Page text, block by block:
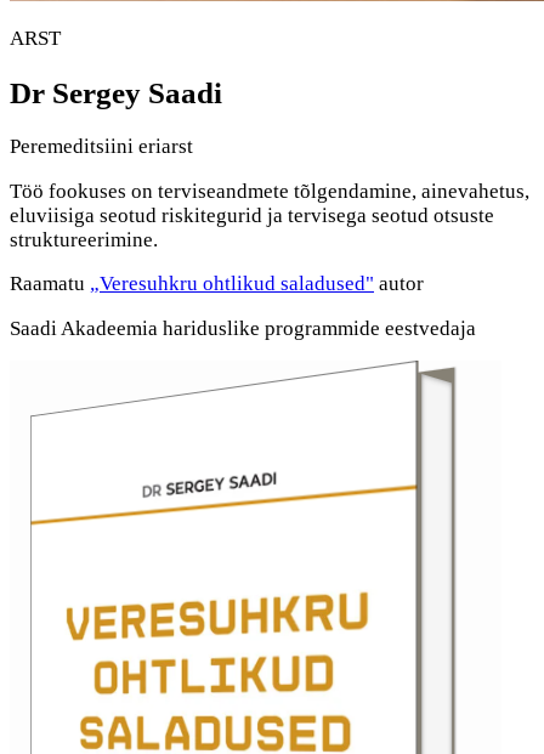
ARST
Dr Sergey Saadi
Peremeditsiini eriarst
Töö fookuses on terviseandmete tõlgendamine, ainevahetus,
eluviisiga seotud riskitegurid ja tervisega seotud otsuste
struktureerimine.
Raamatu „Veresuhkru ohtlikud saladused" autor
Saadi Akadeemia hariduslike programmide eestvedaja